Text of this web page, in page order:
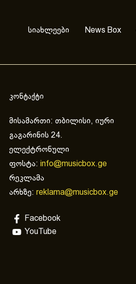
სიახლეები News Box
კონტაქტი
მისამართი: თბილისი, იური
გაგარინის 24.
ელექტრონული
ფოსტა: info@musicbox.ge
რეკლამა
არხზე: reklama@musicbox.ge
Facebook
YouTube